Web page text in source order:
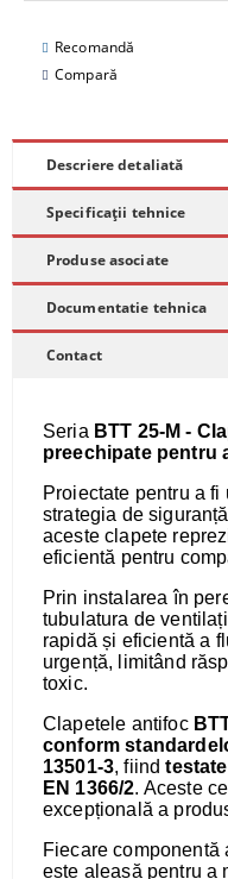
Recomandă
Compară
Descriere detaliată
Specificații tehnice
Produse asociate
Documentatie tehnica
Contact
Seria BTT 25-M -
preechipate pentru
Proiectate pentru a
strategia de
aceste clapete
eficientă pentru
Prin instalarea în
tubulatura de
rapidă și eficientă a
urgență, limitând
toxic.
Clapetele antifoc
conform
13501-3, fiind
EN 1366/2. Aceste
excepțională a
Fiecare componentă
este aleasă pentru a